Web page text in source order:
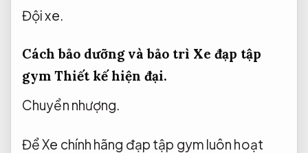
Đội xe.
Cách bảo dưỡng và bảo trì Xe đạp tập
gym Thiết kế hiện đại.
Chuyển nhượng.
Để Xe chính hãng đạp tập gym luôn hoạt